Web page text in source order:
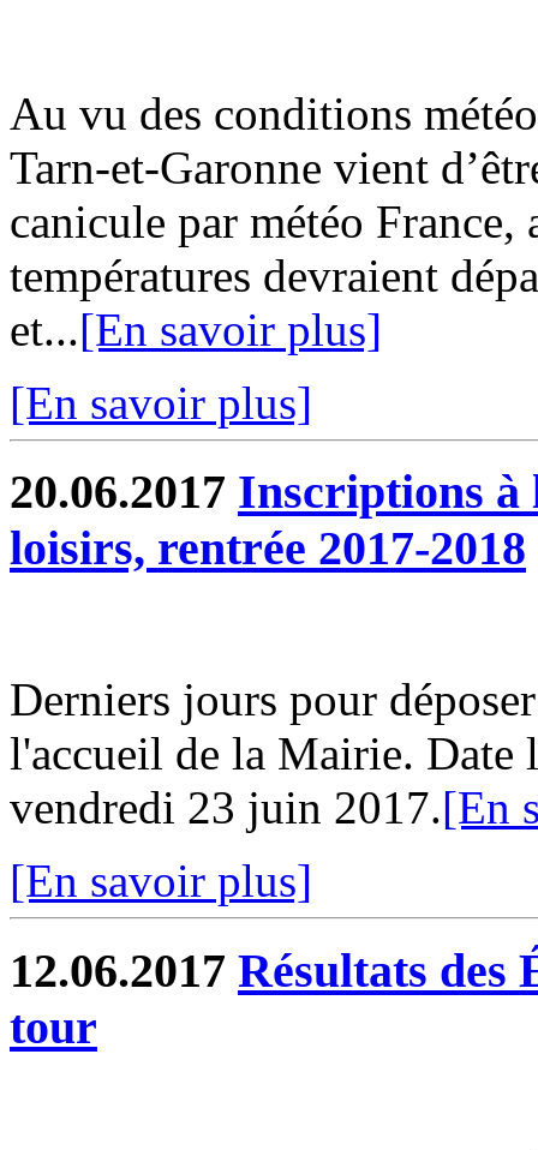
Au vu des conditions
Tarn-et-Garonne vient
canicule par météo
températures devraient
et...[En savoir plus]
[En savoir plus]
20.06.2017 Inscriptions à
loisirs, rentrée 2017-2018
Derniers jours pour
l'accueil de la Mairie. Date
vendredi 23 juin 2017.[En
[En savoir plus]
12.06.2017 Résultats des
tour